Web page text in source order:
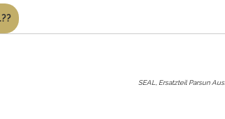
SEAL, Ersatzteil Parsun